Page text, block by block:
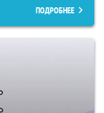
ПОДРОБНЕЕ